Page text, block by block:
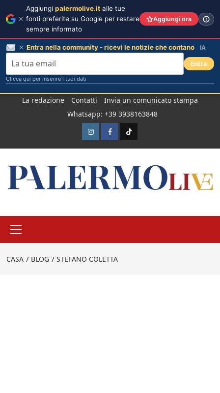
La redazione Contatti
Invia un comunicato stampa
Whatsapp: +39 3938163848
InstagramFacebook
TikTok
principale
CASA BLOG STEFANO COLETTA
Aggiungi palermolive.it alle tue
fonti preferite su Google per restare
sempre informato
Aggiungi ora
Entra nella community - ricevi le notizie che contano IA
Entra
Clicca qui per inserire i tuoi dati